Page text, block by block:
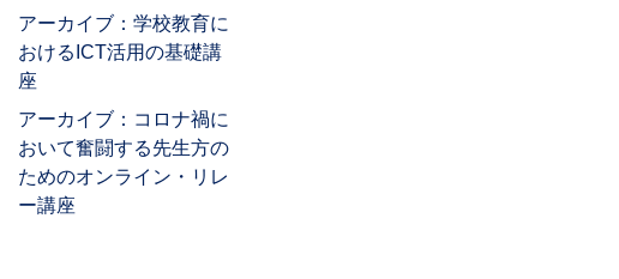
アーカイブ：学校教育に
おけるICT活用の基礎講
座
アーカイブ：コロナ禍に
おいて奮闘する先生方の
ためのオンライン・リレ
ー講座